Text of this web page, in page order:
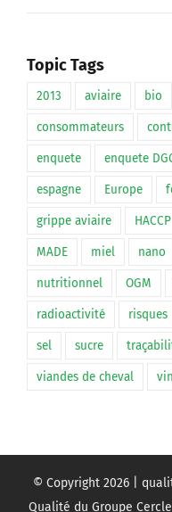
Topic Tags
2013 aviaire bio
consommateurs
enquete enquete
espagne Europe
grippe aviaire HACCP
MADE miel nano
nutritionnel OGM
radioactivité risques
sel sucre
viandes de cheval vin
© Copyright 2026 |
Qualité du Groupe